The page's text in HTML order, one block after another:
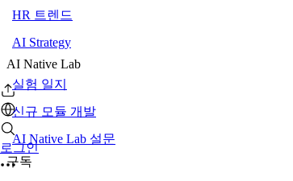
로그인
HR 트렌드
AI Strategy
AI Native Lab
실험 일지
신규 모듈 개발
AI Native Lab 설문
구독